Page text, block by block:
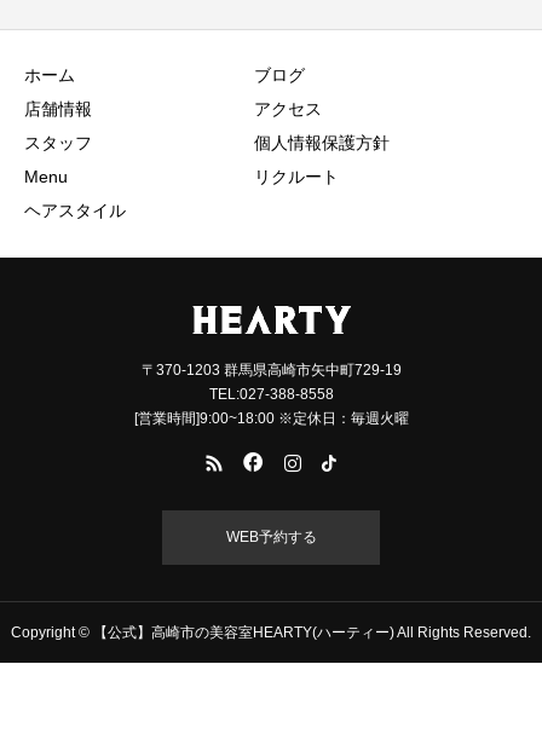
ホーム
店舗情報
スタッフ
Menu
ヘアスタイル
ブログ
アクセス
個人情報保護方針
リクルート
〒370-1203 群馬県高崎市矢中町729-19
TEL:027-388-8558
[営業時間]9:00~18:00 ※定休日：毎週火曜
WEB予約する
Copyright © 【公式】高崎市の美容室HEARTY(ハーティー) All Rights Reserved.